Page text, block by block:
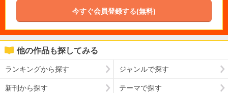
今すぐ会員登録する(無料)
他の作品も探してみる
ランキングから探す ジャンルで探す
新刊から探す テーマで探す